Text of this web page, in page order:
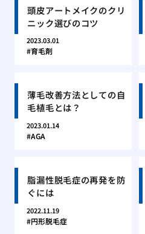
頭皮アートメイクのクリ
ニック選びのコツ
2023.03.01
育毛剤
薄毛改善方法としての自
毛植毛とは？
2023.01.14
AGA
脂漏性脱毛症の再発を防
ぐには
2022.11.19
円形脱毛症